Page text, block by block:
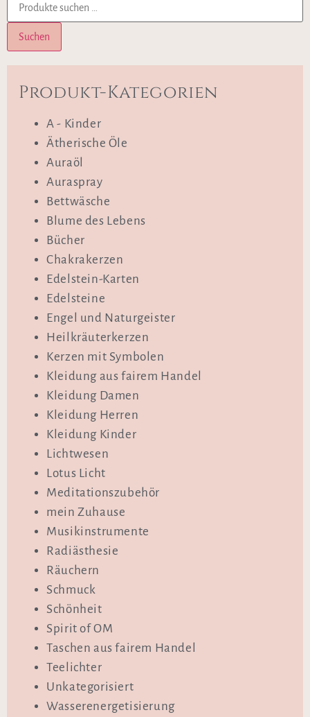
Suchen
Produkt-Kategorien
A - Kinder
Ätherische Öle
Auraöl
Auraspray
Bettwäsche
Blume des Lebens
Bücher
Chakrakerzen
Edelstein-Karten
Edelsteine
Engel und Naturgeister
Heilkräuterkerzen
Kerzen mit Symbolen
Kleidung aus fairem Handel
Kleidung Damen
Kleidung Herren
Kleidung Kinder
Lichtwesen
Lotus Licht
Meditationszubehör
mein Zuhause
Musikinstrumente
Radiästhesie
Räuchern
Schmuck
Schönheit
Spirit of OM
Taschen aus fairem Handel
Teelichter
Unkategorisiert
Wasserenergetisierung